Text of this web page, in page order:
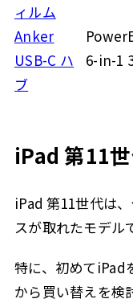
ィルム
Anker
USB-C ハ
ブ
6-in-1
iPad 第11
iPad 第11世代は
スが取れたモデル
特に、初めてiPad
から買い替えを検